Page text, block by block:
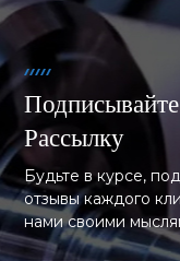
Рассылку
Будьте в курсе,
отзывы каждого
нами своими